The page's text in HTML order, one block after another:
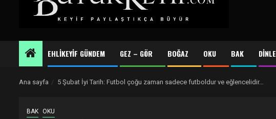
EHLİKEYİF GÜNDEM GEZ – GÖR BOĞAZ OKU BAK DİNLE
Ana sayfa 5 Şubat İyi Tarih: Futbol çoğu zaman sadece futboldur ve eğlencelidir…
BAK OKU